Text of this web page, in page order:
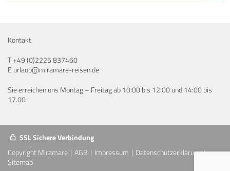
Kontakt
T+49 (0)2225 837460
E urlaub@miramare-reisen.de
Sie erreichen uns Montag – Freitag ab 10:00 bis 12:00 und 14:00 bis
17.00
SSL Sichere Verbindung
Copyright Miramare
AGB Impressum
Datenschutzerklärung
Sitemap